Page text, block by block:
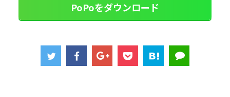
PoPoをダウンロード